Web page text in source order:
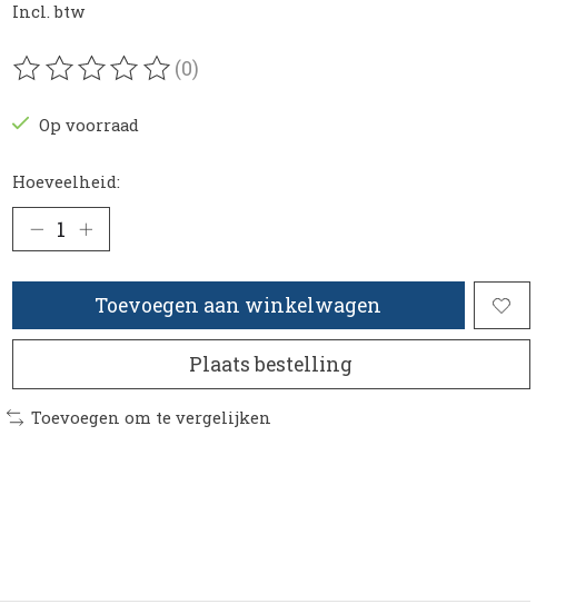
Incl. btw
De beoordeling van dit product is
(0)
Op voorraad
Hoeveelheid:
Toevoegen aan winkelwagen
Plaats bestelling
Toevoegen om te vergelijken